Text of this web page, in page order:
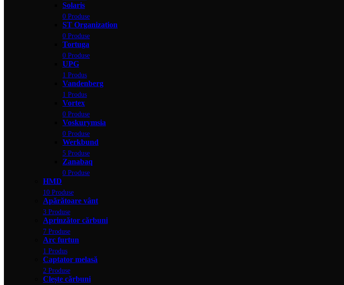
Solaris
0 Produse
ST Organization
0 Produse
Tortuga
0 Produse
UPG
1 Produs
Vandenberg
1 Produs
Vortex
0 Produse
Voskurymsia
0 Produse
Werkbund
5 Produse
Zanabaq
0 Produse
HMD
10 Produse
Apărătoare vânt
3 Produse
Aprinzător cărbuni
7 Produse
Arc furtun
1 Produs
Captator melasă
2 Produse
Clește cărbuni